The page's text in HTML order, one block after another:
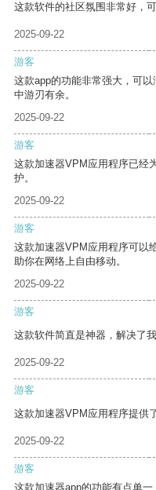
这款软件的社区氛围非常好，
2025-09-22
游客
这款app的功能非常强大，可
中游刃有余。
2025-09-22
游客
这款加速器VPM应用程序已经
护。
2025-09-22
游客
这款加速器VPM应用程序可以
助你在网络上自由移动。
2025-09-22
游客
这款软件简直是神器，解决了我
2025-09-22
游客
这款加速器VPM应用程序提供
2025-09-22
游客
这款加速器app的功能有点单